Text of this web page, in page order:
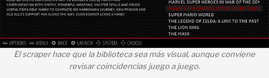
El scraper hace que la biblioteca sea más visual, aunque conviene
revisar coincidencias juego a juego.